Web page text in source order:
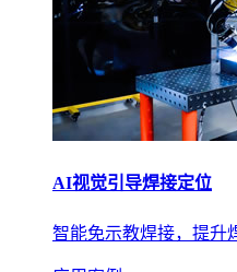
AI视觉引导焊接定位
智能免示教焊接，提升